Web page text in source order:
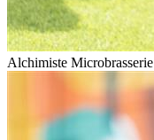
Alchimiste Microbrasserie